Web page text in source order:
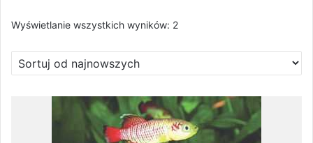
Wyświetlanie wszystkich wyników: 2Posortowane
według
najnowszych